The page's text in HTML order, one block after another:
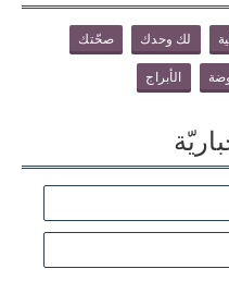
لك وحدك صحّتك
الأبراج